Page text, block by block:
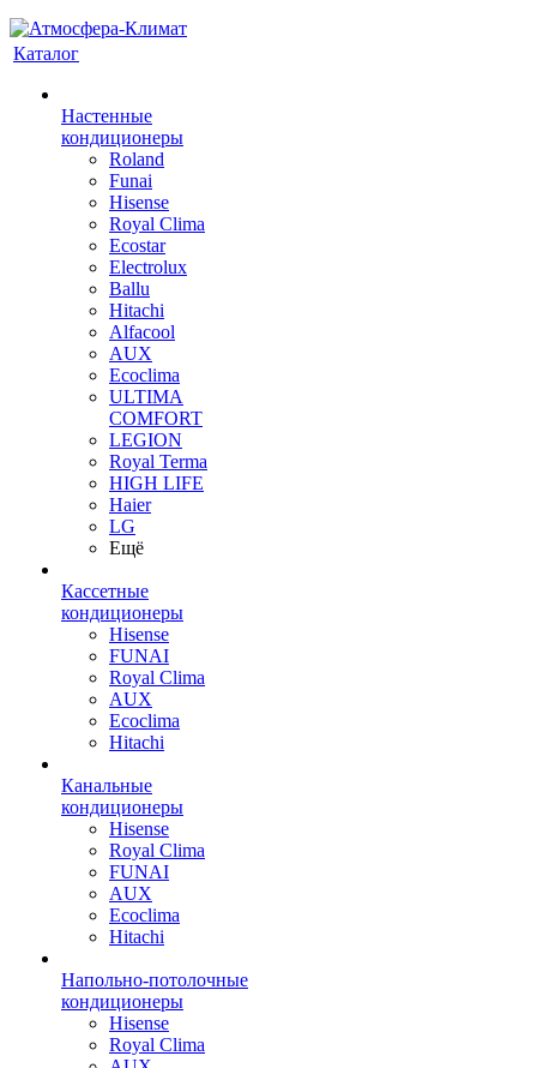
Каталог
Настенные
кондиционеры
Roland
Funai
Hisense
Royal Clima
Ecostar
Electrolux
Ballu
Hitachi
Alfacool
AUX
Ecoclima
ULTIMA
COMFORT
LEGION
Royal Terma
HIGH LIFE
Haier
LG
Ещё
Кассетные
кондиционеры
Hisense
FUNAI
Royal Clima
AUX
Ecoclima
Hitachi
Канальные
кондиционеры
Hisense
Royal Clima
FUNAI
AUX
Ecoclima
Hitachi
Напольно-потолочные
кондиционеры
Hisense
Royal Clima